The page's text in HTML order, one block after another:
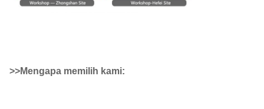
>>Mengapa memilih kami: